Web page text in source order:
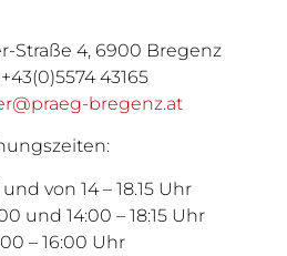
Straße 4, 6900 Bregenz
43165
bregenz.at
und von 14 – 18.15 Uhr
und 14:00 – 18:15 Uhr
– 16:00 Uhr